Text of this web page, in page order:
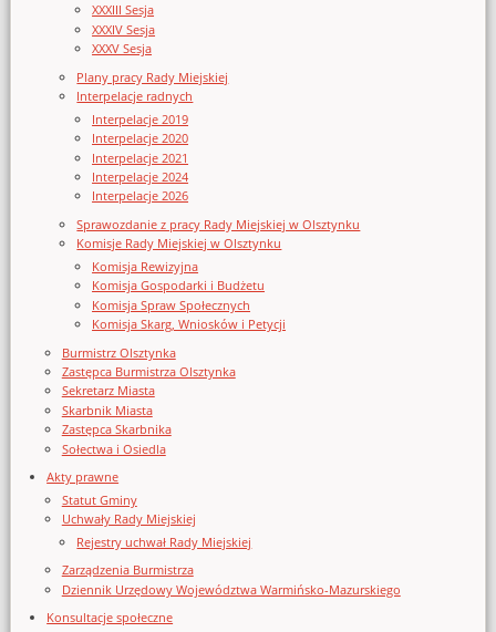
XXXIII Sesja
XXXIV Sesja
XXXV Sesja
Plany pracy Rady Miejskiej
Interpelacje radnych
Interpelacje 2019
Interpelacje 2020
Interpelacje 2021
Interpelacje 2024
Interpelacje 2026
Sprawozdanie z pracy Rady Miejskiej w Olsztynku
Komisje Rady Miejskiej w Olsztynku
Komisja Rewizyjna
Komisja Gospodarki i Budżetu
Komisja Spraw Społecznych
Komisja Skarg, Wniosków i Petycji
Burmistrz Olsztynka
Zastępca Burmistrza Olsztynka
Sekretarz Miasta
Skarbnik Miasta
Zastępca Skarbnika
Sołectwa i Osiedla
Akty prawne
Statut Gminy
Uchwały Rady Miejskiej
Rejestry uchwał Rady Miejskiej
Zarządzenia Burmistrza
Dziennik Urzędowy Województwa Warmińsko-Mazurskiego
Konsultacje społeczne